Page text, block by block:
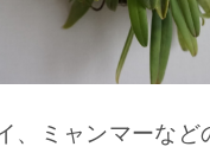
、ミャンマーなど